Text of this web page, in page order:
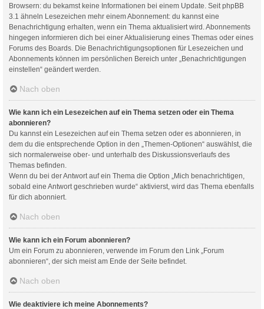
Browsern: du bekamst keine Informationen bei einem Update. Seit phpBB
3.1 ähneln Lesezeichen mehr einem Abonnement: du kannst eine
Benachrichtigung erhalten, wenn ein Thema aktualisiert wird. Abonnements
hingegen informieren dich bei einer Aktualisierung eines Themas oder eines
Forums des Boards. Die Benachrichtigungsoptionen für Lesezeichen und
Abonnements können im persönlichen Bereich unter „Benachrichtigungen
einstellen“ geändert werden.
Nach oben
Wie kann ich ein Lesezeichen auf ein Thema setzen oder ein Thema
abonnieren?
Du kannst ein Lesezeichen auf ein Thema setzen oder es abonnieren, in
dem du die entsprechende Option in den „Themen-Optionen“ auswählst, die
sich normalerweise ober- und unterhalb des Diskussionsverlaufs des
Themas befinden.
Wenn du bei der Antwort auf ein Thema die Option „Mich benachrichtigen,
sobald eine Antwort geschrieben wurde“ aktivierst, wird das Thema ebenfalls
für dich abonniert.
Nach oben
Wie kann ich ein Forum abonnieren?
Um ein Forum zu abonnieren, verwende im Forum den Link „Forum
abonnieren“, der sich meist am Ende der Seite befindet.
Nach oben
Wie deaktiviere ich meine Abonnements?